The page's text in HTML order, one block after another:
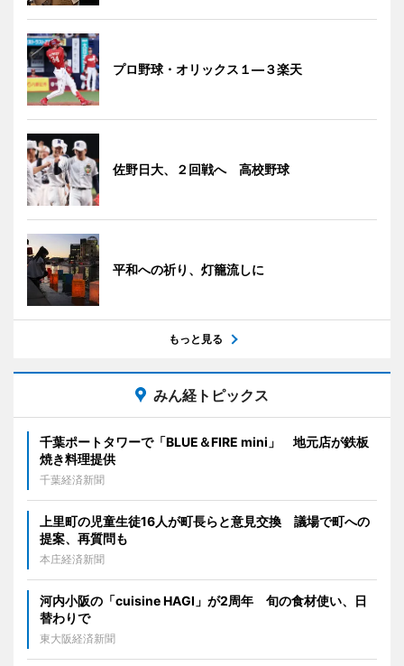
プロ野球・オリックス１―３楽天
佐野日大、２回戦へ 高校野球
平和への祈り、灯籠流しに
もっと見る
みん経トピックス
千葉ポートタワーで「BLUE＆FIRE mini」 地元店が鉄板
焼き料理提供
千葉経済新聞
上里町の児童生徒16人が町長らと意見交換 議場で町への
提案、再質問も
本庄経済新聞
河内小阪の「cuisine HAGI」が2周年 旬の食材使い、日
替わりで
東大阪経済新聞